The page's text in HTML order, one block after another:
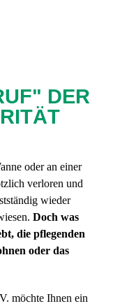
DER
oder an einer
verloren und
wieder
Doch was
die pflegenden
oder das
möchte Ihnen ein